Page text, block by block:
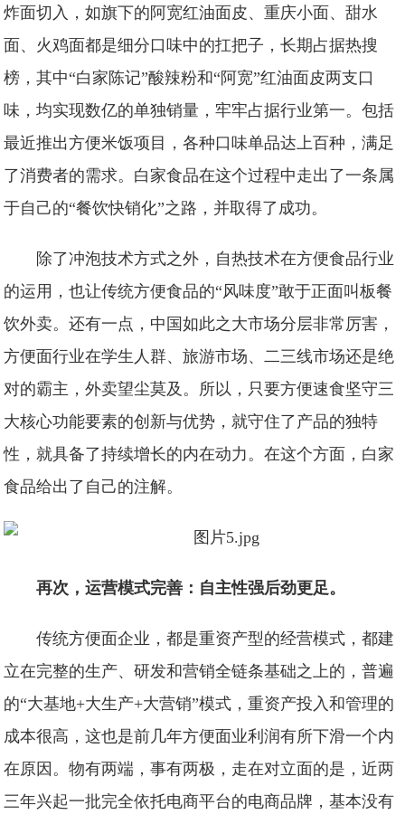
炸面切入，如旗下的阿宽红油面皮、重庆小面、甜水
面、火鸡面都是细分口味中的扛把子，长期占据热搜
榜，其中“白家陈记”酸辣粉和“阿宽”红油面皮两支口
味，均实现数亿的单独销量，牢牢占据行业第一。包括
最近推出方便米饭项目，各种口味单品达上百种，满足
了消费者的需求。白家食品在这个过程中走出了一条属
于自己的“餐饮快销化”之路，并取得了成功。
除了冲泡技术方式之外，自热技术在方便食品行业
的运用，也让传统方便食品的“风味度”敢于正面叫板餐
饮外卖。还有一点，中国如此之大市场分层非常厉害，
方便面行业在学生人群、旅游市场、二三线市场还是绝
对的霸主，外卖望尘莫及。所以，只要方便速食坚守三
大核心功能要素的创新与优势，就守住了产品的独特
性，就具备了持续增长的内在动力。在这个方面，白家
食品给出了自己的注解。
再次，运营模式完善：自主性强后劲更足。
传统方便面企业，都是重资产型的经营模式，都建
立在完整的生产、研发和营销全链条基础之上的，普遍
的“大基地+大生产+大营销”模式，重资产投入和管理的
成本很高，这也是前几年方便面业利润有所下滑一个内
在原因。物有两端，事有两极，走在对立面的是，近两
三年兴起一批完全依托电商平台的电商品牌，基本没有